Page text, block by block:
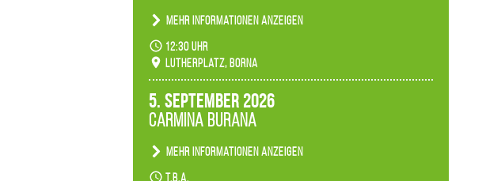
Mehr Informationen anzeigen
Anlässlicher der 775-Jahrfeier der Stadt Borna
spielen wir noch einmal unser aktuelles
Jukeboxprogramm zum Stadtfest.
12:30 Uhr
Lutherplatz, Borna
5. September 2026
Carmina Burana
Mehr Informationen anzeigen
Tanztheater der Quertänzer Borna.
t.b.a.